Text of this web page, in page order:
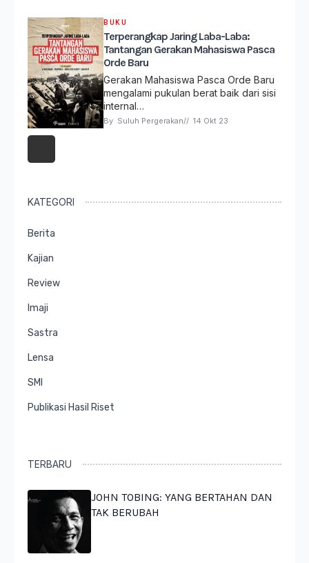
BUKU
Terperangkap Jaring Laba-Laba:
Tantangan Gerakan Mahasiswa Pasca
Orde Baru
Gerakan Mahasiswa Pasca Orde Baru
mengalami pukulan berat baik dari sisi
internal…
By Suluh Pergerakan// 14 Okt 23
KATEGORI
Berita
Kajian
Review
Imaji
Sastra
Lensa
SMI
Publikasi Hasil Riset
TERBARU
JOHN TOBING: YANG BERTAHAN DAN
TAK BERUBAH